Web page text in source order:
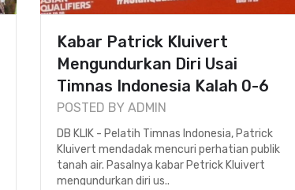
Kabar Patrick Kluivert
Mengundurkan Diri Usai
Timnas Indonesia Kalah 0-6
Viral, ..
POSTED BY ADMIN
DB KLIK - Pelatih Timnas Indonesia, Patrick
Kluivert mendadak mencuri perhatian publik
tanah air. Pasalnya kabar Petrick Kluivert
mengundurkan diri us..